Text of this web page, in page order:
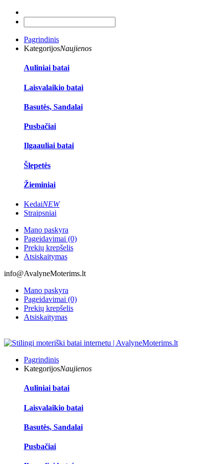
Pagrindinis
KategorijosNaujienos
Auliniai batai
Laisvalaikio batai
Basutės, Sandalai
Pusbačiai
Ilgaauliai batai
Šlepetės
Žieminiai
KedaiNEW
Straipsniai
Mano paskyra
Pageidavimai (0)
Prekių krepšelis
Atsiskaitymas
info@AvalyneMoterims.lt
Mano paskyra
Pageidavimai (0)
Prekių krepšelis
Atsiskaitymas
Pagrindinis
KategorijosNaujienos
Auliniai batai
Laisvalaikio batai
Basutės, Sandalai
Pusbačiai